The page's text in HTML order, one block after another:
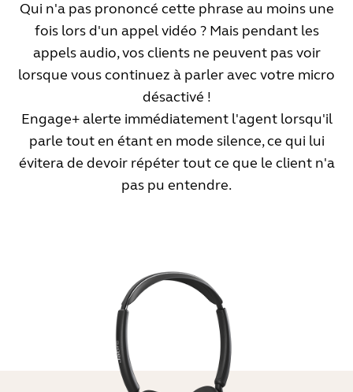
généralement moins d'une seconde. Mais lorsque les
pauses durent plus d'une seconde, elles peuvent être
parfois gênantes. Au-delà de 4 secondes, elles
peuvent même mettre votre interlocuteur dans
l'embarras. Avec Engage+, vous êtes alerté lorsque
les pauses durent plus de 4 secondes.
Ce que vous pouvez faire
En cas d'alerte, essayez de briser le silence le plus
dans un petit moment.
Qui n'a pas prononcé cette phrase au moins une
fois lors d'un appel vidéo ? Mais pendant les
appels audio, vos clients ne peuvent pas voir
lorsque vous continuez à parler avec votre micro
désactivé !
Engage+ alerte immédiatement l'agent lorsqu'il
parle tout en étant en mode silence, ce qui lui
évitera de devoir répéter tout ce que le client n'a
pas pu entendre.